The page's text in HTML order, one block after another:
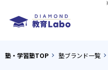
塾・学習塾TOP 塾ブランド一覧